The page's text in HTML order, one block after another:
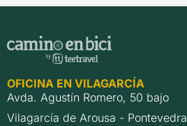
OFICINA EN VILAGARCÍA
Avda. Agustín Romero, 50 bajo
Vilagarcía de Arousa - Pontevedra